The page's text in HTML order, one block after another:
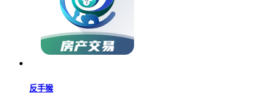
反手猴